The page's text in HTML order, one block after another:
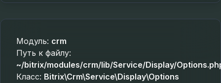
Модуль: crm
Путь к файлу:
~/bitrix/modules/crm/lib/Service/Display/
Класс: Bitrix\Crm\Service\Display\Options